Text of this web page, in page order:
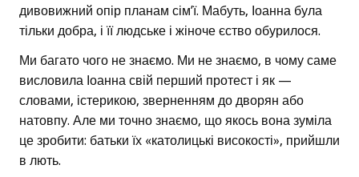
дивовижний опір планам сім’ї. Мабуть, Іоанна була
тільки добра, і її людське і жіноче єство обурилося.
Ми багато чого не знаємо. Ми не знаємо, в чому саме
висловила Іоанна свій перший протест і як —
словами, істерикою, зверненням до дворян або
натовпу. Але ми точно знаємо, що якось вона зуміла
це зробити: батьки їх «католицькі високості», прийшли
в лють.